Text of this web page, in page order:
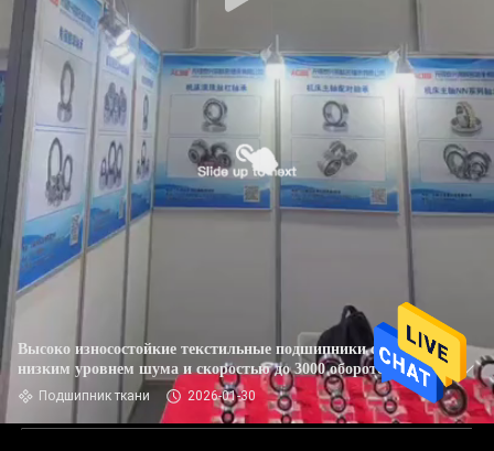
Высоко износостойкие текстильные подшипники с
низким уровнем шума и скоростью до 3000 оборотов в
минуту для трансмиссии и приборов
Подшипник ткани 2026-01-30